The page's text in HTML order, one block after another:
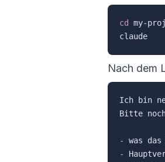
cd
my-
Nach dem
Ich bin
Bitte
-
-